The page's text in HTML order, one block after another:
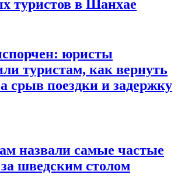
туристов в Шанхае
юристы
туристам, как вернуть
срыв поездки и задержку
назвали самые частые
шведским столом